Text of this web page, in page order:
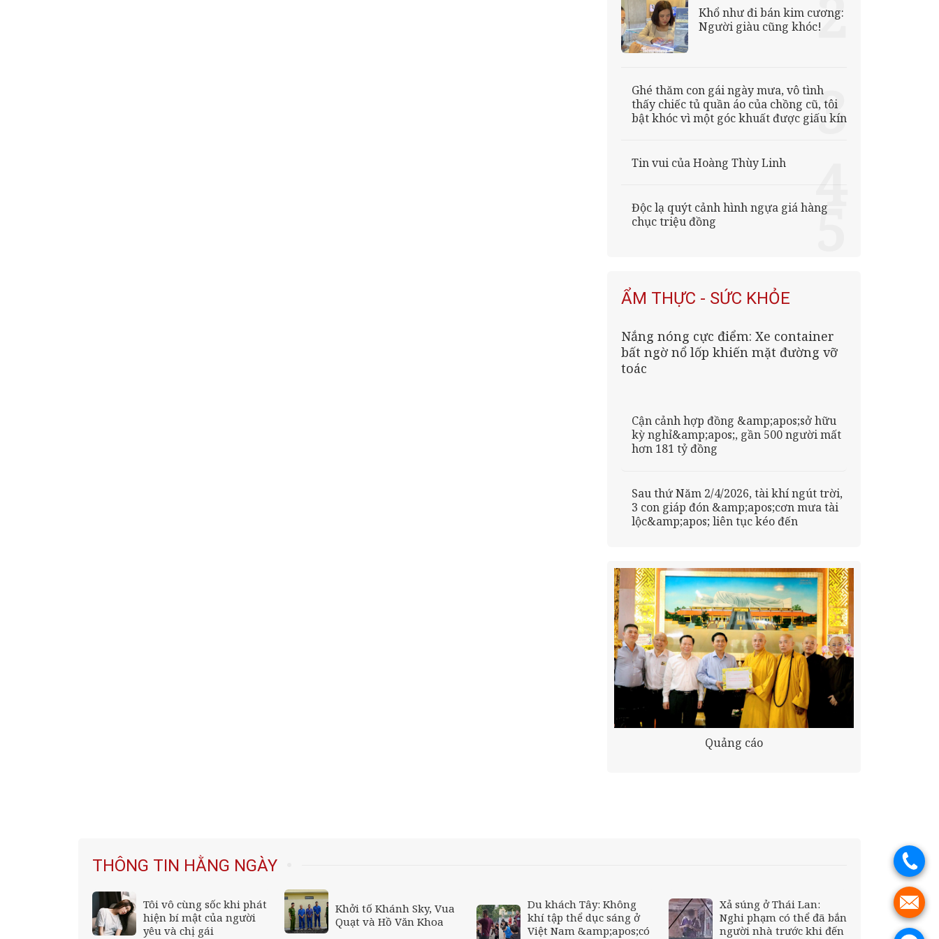
Khổ như đi bán kim cương:
Người giàu cũng khóc!
Ghé thăm con gái ngày mưa, vô tình
thấy chiếc tủ quần áo của chồng cũ, tôi
bật khóc vì một góc khuất được giấu kín
Tin vui của Hoàng Thùy Linh
Độc lạ quýt cảnh hình ngựa giá hàng
chục triệu đồng
ẨM THỰC - SỨC KHỎE
Nắng nóng cực điểm: Xe container
bất ngờ nổ lốp khiến mặt đường vỡ
toác
Cận cảnh hợp đồng &amp;apos;sở hữu
kỳ nghỉ&amp;apos;, gần 500 người mất
hơn 181 tỷ đồng
Sau thứ Năm 2/4/2026, tài khí ngút trời,
3 con giáp đón &amp;apos;cơn mưa tài
lộc&amp;apos; liên tục kéo đến
Quảng cáo
THÔNG TIN HẰNG NGÀY
Tôi vô cùng sốc khi phát
hiện bí mật của người
yêu và chị gái
Khởi tố Khánh Sky, Vua
Quạt và Hồ Văn Khoa
Du khách Tây: Không
khí tập thể dục sáng ở
Việt Nam &amp;apos;có
Xả súng ở Thái Lan:
Nghi phạm có thể đã bắn
người nhà trước khi đến
.
.